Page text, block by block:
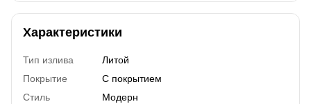
Характеристики
Тип излива
Литой
Покрытие
С покрытием
Стиль
Модерн